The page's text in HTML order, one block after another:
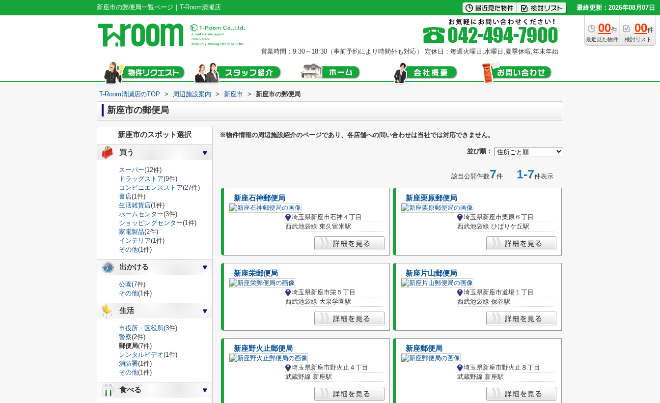
新座市の郵便局一覧ページ｜T-Room清瀬店 最終更新：2026年08月07日
00件
最近見た物件
00件
検討リスト
営業時間：9:30～18:30（事前予約により時間外も対応） 定休日：毎週火曜日,水曜日,夏季休暇,年末年始
T-Room清瀬店のTOP > 周辺施設案内 > 新座市 > 新座市の郵便局
新座市の郵便局
※物件情報の周辺施設紹介のページであり、各店舗への問い合わせは当社では対応できません。
並び順：
該当公開件数7件 1-7件表示
新座石神郵便局
埼玉県新座市石神４丁目
西武池袋線 東久留米駅
新座栗原郵便局
埼玉県新座市栗原６丁目
西武池袋線 ひばりケ丘駅
新座栄郵便局
埼玉県新座市栄５丁目
西武池袋線 大泉学園駅
新座片山郵便局
埼玉県新座市道場１丁目
西武池袋線 保谷駅
新座野火止郵便局
埼玉県新座市野火止４丁目
武蔵野線 新座駅
新座郵便局
埼玉県新座市野火止８丁目
武蔵野線 新座駅
新座市のスポット選択
買う
スーパー(12件)
ドラッグストア(9件)
コンビニエンスストア(27件)
書店(1件)
生活雑貨店(1件)
ホームセンター(3件)
ショッピングセンター(1件)
家電製品(2件)
インテリア(1件)
その他(1件)
出かける
公園(7件)
その他(1件)
生活
市役所・区役所(3件)
警察(2件)
郵便局(7件)
レンタルビデオ(1件)
消防署(1件)
その他(1件)
食べる